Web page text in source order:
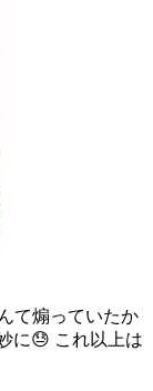
て煽っていたか
に😓 これ以上は